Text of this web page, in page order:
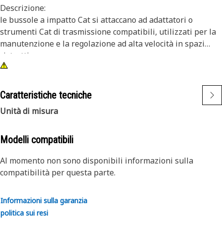
Descrizione:
le bussole a impatto Cat si attaccano ad adattatori o
strumenti Cat di trasmissione compatibili, utilizzati per la
manutenzione e la regolazione ad alta velocità in spazi
ristretti.
• bussola a impatto a 12 punti di 10 mm
• attacco quadrato di 3/8 in
Caratteristiche tecniche
Unità di misura
Modelli compatibili
Al momento non sono disponibili informazioni sulla
compatibilità per questa parte.
Informazioni sulla garanzia
politica sui resi